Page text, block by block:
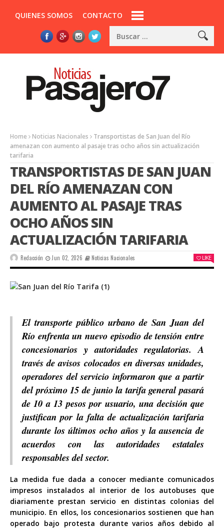
QUIENES SOMOS CONTACTO
Home Noticias Nacionales
Transportistas de San Juan del Río
amenazan con aumento al pasaje tras ocho años sin actualización
tarifaria
TRANSPORTISTAS DE SAN JUAN
DEL RÍO AMENAZAN CON
AUMENTO AL PASAJE TRAS
OCHO AÑOS SIN
ACTUALIZACIÓN TARIFARIA
Redacción Jun 02, 2026 Noticias Nacionales LIKE
El transporte público urbano de San Juan del
Río enfrenta un nuevo episodio de tensión entre
concesionarios y autoridades regulatorias. A
través de avisos colocados en diversas unidades,
operadores del servicio informaron que a partir
del próximo 15 de junio la tarifa general pasará
de 10 a 13 pesos por usuario, una decisión que
justifican por la falta de actualización tarifaria
durante los últimos ocho años y la ausencia de
acuerdos con las autoridades estatales
responsables del sector.
La medida fue dada a conocer mediante comunicados
impresos instalados al interior de los autobuses que
diariamente prestan servicio en distintas colonias del
municipio. En ellos, los concesionarios sostienen que han
operado bajo protesta durante varios años debido al